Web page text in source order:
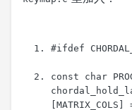
#ifdef
const char
MATRIX_COLS